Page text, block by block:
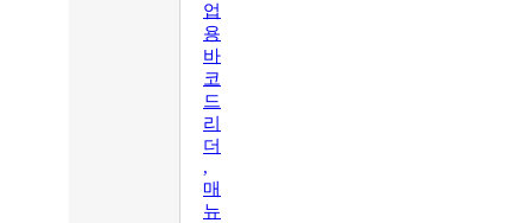
업
용
바
코
드
리
더
,
매
뉴